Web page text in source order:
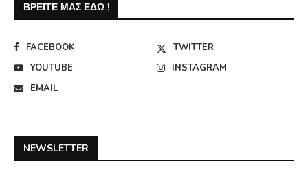
ΒΡΕΊΤΕ ΜΑΣ ΕΔΏ !
FACEBOOK
TWITTER
YOUTUBE
INSTAGRAM
EMAIL
NEWSLETTER